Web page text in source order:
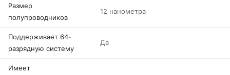
Размер
полупроводников
12 нанометра
Поддерживает 64-
разрядную систему
Да
Имеет